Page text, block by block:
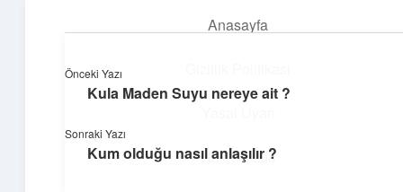
Anasayfa
Hakkımızda
Üretim ve İlham
Yaratıcı projelerle dünyanı inşa et!
Önceki Yazı
Kula Maden Suyu nereye ait ?
Sonraki Yazı
Kum olduğu nasıl anlaşılır ?